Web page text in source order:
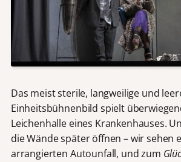
Das meist sterile, langweilige und
Einheitsbühnenbild spielt
Leichenhalle eines Krankenhauses.
die Wände später öffnen – wir sehen
arrangierten Autounfall, und zum